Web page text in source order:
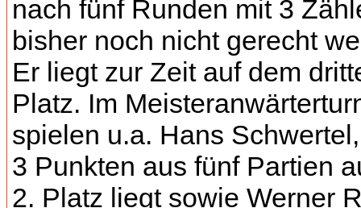
nach fünf Runden mit 3
bisher noch nicht gerecht
Er liegt zur Zeit auf dem
Platz. Im
spielen u.a. Hans
3 Punkten aus fünf Partien
2. Platz liegt sowie Werner